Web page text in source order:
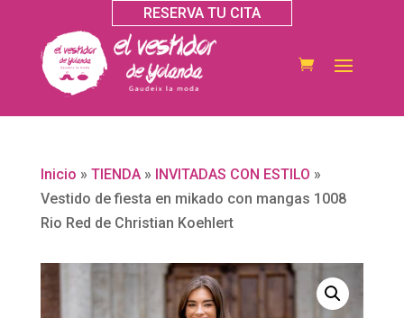
RESERVA TU CITA
Inicio » TIENDA» INVITADAS CON ESTILO »
Vestido de fiesta en mikado con mangas 1008
Rio Red de Christian Koehlert